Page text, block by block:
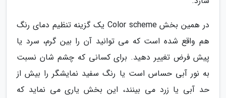
در همین بخش Color scheme یک گزینه تنظیم دمای رنگ
هم واقع شده است که می توانید آن را بین گرم، سرد یا
پیش فرض تغییر دهید. برای کسانی که چشم شان نسبت
به نور آبی حساس است یا رنگ سفید نمایشگر را بیش از
حد آبی یا زرد می بینند، این بخش یاری می نماید که